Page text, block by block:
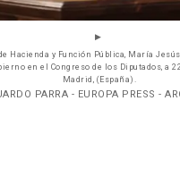
Hacienda y Función Pública, María
en el Congreso de los Diputados, a
Madrid, (España).
PARRA - EUROPA PRESS -